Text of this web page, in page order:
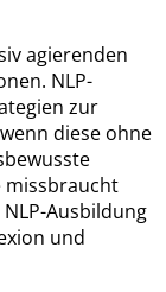
agierenden
NLP-
zur
diese ohne
missbraucht
Ausbildung
und